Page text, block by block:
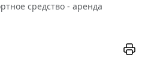
средство - аренда